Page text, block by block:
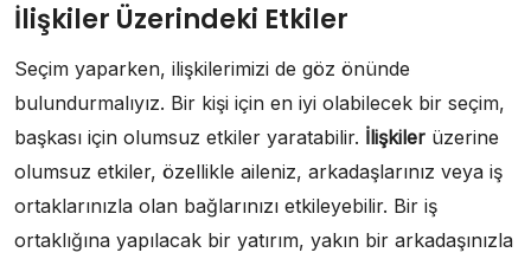
İlişkiler Üzerindeki Etkiler
Seçim yaparken, ilişkilerimizi de göz önünde
bulundurmalıyız. Bir kişi için en iyi olabilecek bir seçim,
başkası için olumsuz etkiler yaratabilir. İlişkiler üzerine
olumsuz etkiler, özellikle aileniz, arkadaşlarınız veya iş
ortaklarınızla olan bağlarınızı etkileyebilir. Bir iş
ortaklığına yapılacak bir yatırım, yakın bir arkadaşınızla